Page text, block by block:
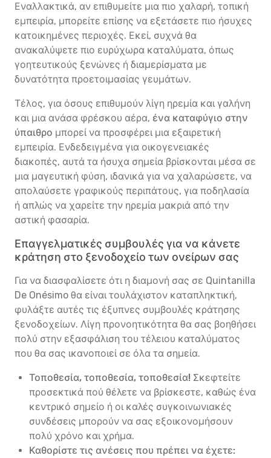
Εναλλακτικά, αν επιθυμείτε μια πιο χαλαρή, τοπική
εμπειρία, μπορείτε επίσης να εξετάσετε πιο ήσυχες
κατοικημένες περιοχές. Εκεί, συχνά θα
ανακαλύψετε πιο ευρύχωρα καταλύματα, όπως
γοητευτικούς ξενώνες ή διαμερίσματα με
δυνατότητα προετοιμασίας γευμάτων.
Τέλος, για όσους επιθυμούν λίγη ηρεμία και γαλήνη
και μια ανάσα φρέσκου αέρα, ένα καταφύγιο στην
ύπαιθρο μπορεί να προσφέρει μια εξαιρετική
εμπειρία. Ενδεδειγμένα για οικογενειακές
διακοπές, αυτά τα ήσυχα σημεία βρίσκονται μέσα σε
μια μαγευτική φύση, ιδανικά για να χαλαρώσετε, να
απολαύσετε γραφικούς περιπάτους, για ποδηλασία
ή απλώς να χαρείτε την ηρεμία μακριά από την
αστική φασαρία.
Επαγγελματικές συμβουλές για να κάνετε
κράτηση στο ξενοδοχείο των ονείρων σας
Για να διασφαλίσετε ότι η διαμονή σας σε Quintanilla
De Onésimo θα είναι τουλάχιστον καταπληκτική,
φυλάξτε αυτές τις έξυπνες συμβουλές κράτησης
ξενοδοχείων. Λίγη προνοητικότητα θα σας βοηθήσει
πολύ στην εξασφάλιση του τέλειου καταλύματος
που θα σας ικανοποιεί σε όλα τα σημεία.
Τοποθεσία, τοποθεσία, τοποθεσία! Σκεφτείτε
προσεκτικά πού θέλετε να βρίσκεστε, καθώς ένα
κεντρικό σημείο ή οι καλές συγκοινωνιακές
συνδέσεις μπορούν να σας εξοικονομήσουν
πολύ χρόνο και χρήμα.
Καθορίστε τις ανέσεις που πρέπει να έχετε: